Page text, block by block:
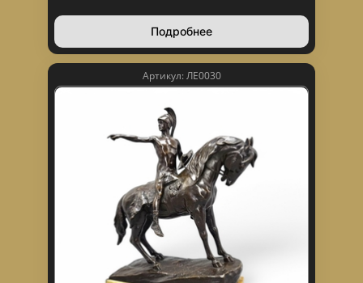
Подробнее
Артикул: ЛЕ0030